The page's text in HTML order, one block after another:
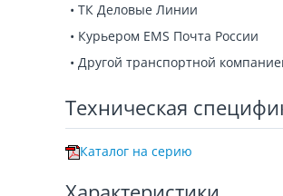
• ТК Деловые Линии
• Курьером EMS Почта России
• Другой транспортной
Техническая
Каталог на серию